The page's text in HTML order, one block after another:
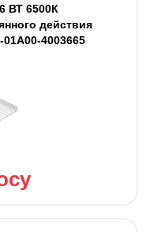
ВТ 6500К
действия
4003665